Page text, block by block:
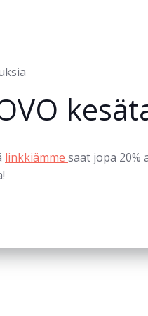
linkkiämme saat jopa 20%